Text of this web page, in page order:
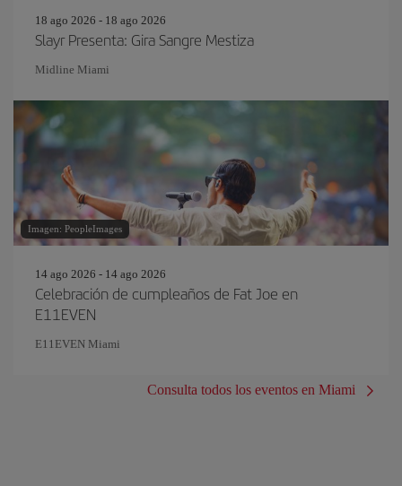
18 ago 2026 - 18 ago 2026
Slayr Presenta: Gira Sangre Mestiza
Midline Miami
Imagen: PeopleImages
14 ago 2026 - 14 ago 2026
Celebración de cumpleaños de Fat Joe en
E11EVEN
E11EVEN Miami
Consulta todos los eventos en Miami